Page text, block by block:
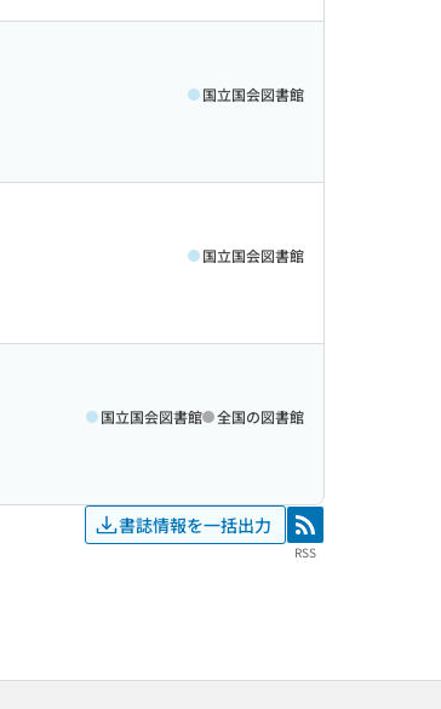
国立国会図書館
国立国会図書館
国立国会図書館 全国の図書館
書誌情報を一括出力 RSS
RSS